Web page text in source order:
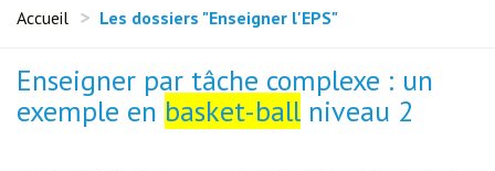
Accueil Les dossiers "Enseigner l'EPS"
Enseigner par tâche complexe : un
exemple en basket-ball niveau 2